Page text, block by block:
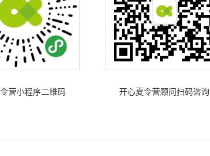
营小程序二维码 开心夏令营顾问扫码咨询